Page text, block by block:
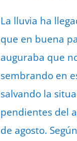
La lluvia ha
que en buena
auguraba que
sembrando en
salvando la
pendientes del
de agosto.